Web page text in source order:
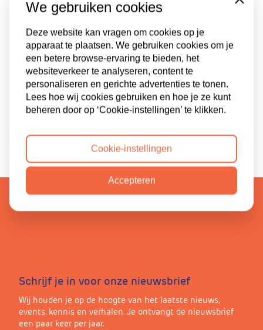
Schrijf je in voor onze nieuwsbrief
Wij houden je op de hoogte van het laatste nieuws,
events, kennis en verhalen. Je ontvangt de nieuwsbrief
een paar keer per jaar.
We gebruiken cookies
Deze website kan vragen om cookies op je
apparaat te plaatsen. We gebruiken cookies om je
een betere browse-ervaring te bieden, het
websiteverkeer te analyseren, content te
personaliseren en gerichte advertenties te tonen.
Lees hoe wij cookies gebruiken en hoe je ze kunt
beheren door op ‘Cookie-instellingen’ te klikken.
Close
Cookie-instellingen
Accepteren